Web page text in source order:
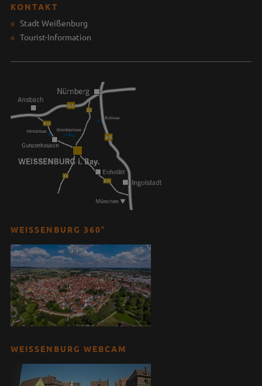
KONTAKT
Stadt Weißenburg
Tourist-Information
WEISSENBURG 360°
WEISSENBURG WEBCAM